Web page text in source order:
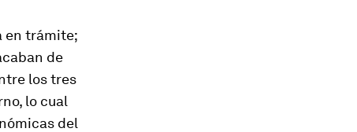
en trámite;
de
los tres
lo cual
del